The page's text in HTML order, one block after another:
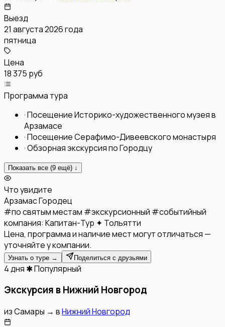
Выезд
21 августа 2026 года
пятница
Цена
18 375 руб
Программа тура
·Посещение Историко-художественного музея в
Арзамасе
·Посещение Серафимо-Дивеевского монастыря
·Обзорная экскурсия по Городцу
Показать все (9 ещё) ↓
Что увидите
АрзамасГородец
#по святым местам #экскурсионный #событийный
компания: Капитан-Тур ✦ Тольятти
Цена, программа и наличие мест могут отличаться —
уточняйте у компании.
Узнать о туре → Поделиться с друзьями
4 дня ✱ Популярный
Экскурсия в Нижний Новгород
изСамары → вНижний Новгород